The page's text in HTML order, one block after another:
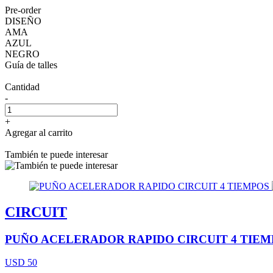
Pre-order
DISEÑO
AMA
AZUL
NEGRO
Guía de talles
Cantidad
-
+
Agregar al carrito
También te puede interesar
CIRCUIT
PUÑO ACELERADOR RAPIDO CIRCUIT 4
USD 50